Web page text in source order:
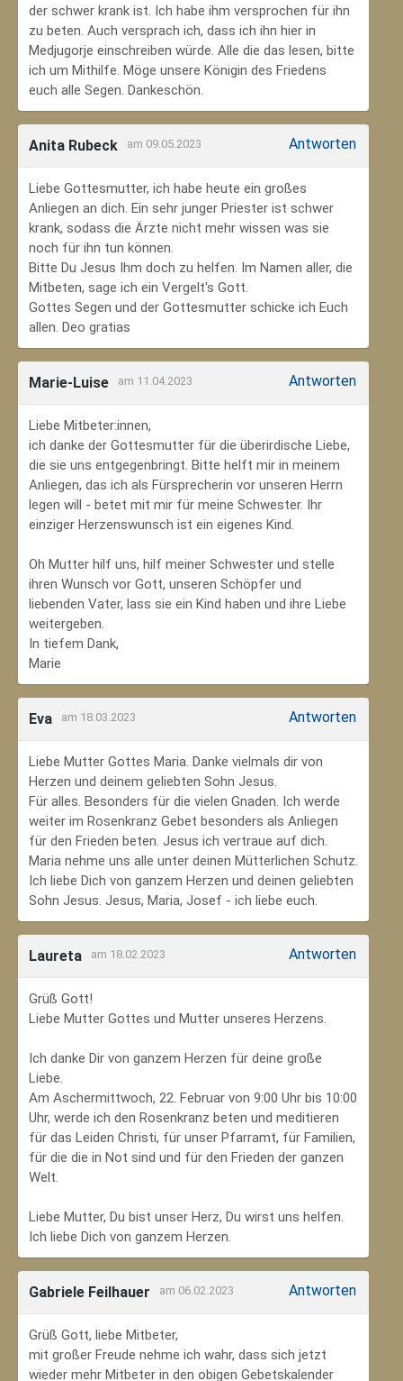
der schwer krank ist. Ich habe ihm versprochen für ihn
zu beten. Auch versprach ich, dass ich ihn hier in
Medjugorje einschreiben würde. Alle die das lesen, bitte
ich um Mithilfe. Möge unsere Königin des Friedens
euch alle Segen. Dankeschön.
Anita Rubeck am 09.05.2023 Antworten
Liebe Gottesmutter, ich habe heute ein großes
Anliegen an dich. Ein sehr junger Priester ist schwer
krank, sodass die Ärzte nicht mehr wissen was sie
noch für ihn tun können.
Bitte Du Jesus Ihm doch zu helfen. Im Namen aller, die
Mitbeten, sage ich ein Vergelt's Gott.
Gottes Segen und der Gottesmutter schicke ich Euch
allen. Deo gratias
Marie-Luise am 11.04.2023 Antworten
Liebe Mitbeter:innen,
ich danke der Gottesmutter für die überirdische Liebe,
die sie uns entgegenbringt. Bitte helft mir in meinem
Anliegen, das ich als Fürsprecherin vor unseren Herrn
legen will - betet mit mir für meine Schwester. Ihr
einziger Herzenswunsch ist ein eigenes Kind.
Oh Mutter hilf uns, hilf meiner Schwester und stelle
ihren Wunsch vor Gott, unseren Schöpfer und
liebenden Vater, lass sie ein Kind haben und ihre Liebe
weitergeben.
In tiefem Dank,
Marie
Eva am 18.03.2023 Antworten
Liebe Mutter Gottes Maria. Danke vielmals dir von
Herzen und deinem geliebten Sohn Jesus.
Für alles. Besonders für die vielen Gnaden. Ich werde
weiter im Rosenkranz Gebet besonders als Anliegen
für den Frieden beten. Jesus ich vertraue auf dich.
Maria nehme uns alle unter deinen Mütterlichen Schutz.
Ich liebe Dich von ganzem Herzen und deinen geliebten
Sohn Jesus. Jesus, Maria, Josef - ich liebe euch.
Laureta am 18.02.2023 Antworten
Grüß Gott!
Liebe Mutter Gottes und Mutter unseres Herzens.
Ich danke Dir von ganzem Herzen für deine große
Liebe.
Am Aschermittwoch, 22. Februar von 9:00 Uhr bis 10:00
Uhr, werde ich den Rosenkranz beten und meditieren
für das Leiden Christi, für unser Pfarramt, für Familien,
für die die in Not sind und für den Frieden der ganzen
Welt.
Liebe Mutter, Du bist unser Herz, Du wirst uns helfen.
Ich liebe Dich von ganzem Herzen.
Gabriele Feilhauer am 06.02.2023 Antworten
Grüß Gott, liebe Mitbeter,
mit großer Freude nehme ich wahr, dass sich jetzt
wieder mehr Mitbeter in den obigen Gebetskalender